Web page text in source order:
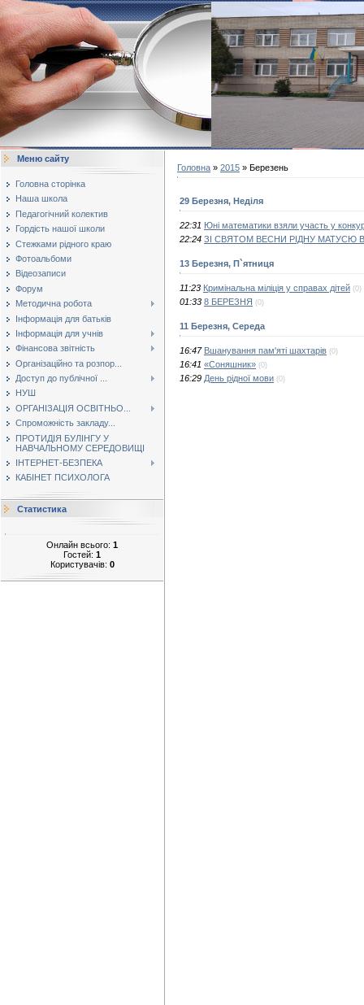
Меню сайту
Головна сторінка
Наша школа
Педагогічний колектив
Гордість нашої школи
Стежками рідного краю
Фотоальбоми
Відеозаписи
Форум
Методична робота
Інформація для батьків
Інформація для учнів
Фінансова звітність
Організаційно та розпор...
Доступ до публічної ...
НУШ
ОРГАНІЗАЦІЯ ОСВІТНЬО...
Спроможність закладу...
ПРОТИДІЯ БУЛІНГУ У
НАВЧАЛЬНОМУ СЕРЕДОВИЩІ
ІНТЕРНЕТ-БЕЗПЕКА
КАБІНЕТ ПСИХОЛОГА
Статистика
Онлайн всього: 1
Гостей: 1
Користувачів: 0
Головна » 2015 » Березень
29 Березня, Неділя
22:31 Юні математики взяли участь у
22:24 ЗІ СВЯТОМ ВЕСНИ РІДНУ МАТУСЮ
13 Березня, П`ятниця
11:23 Кримінальна міліція у справах дітей (0)
01:33 8 БЕРЕЗНЯ (0)
11 Березня, Середа
16:47 Вшанування пам'яті шахтарів (0)
16:41 «Соняшник» (0)
16:29 День рідної мови (0)